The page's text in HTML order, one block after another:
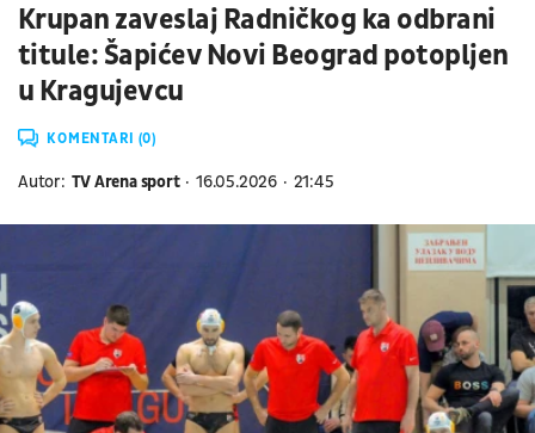
Krupan zaveslaj Radničkog ka odbrani
titule: Šapićev Novi Beograd potopljen
u Kragujevcu
KOMENTARI (0)
Autor: TV Arena sport 16.05.2026 21:45